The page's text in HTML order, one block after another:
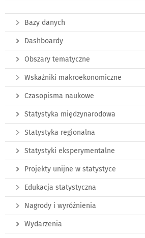
Bazy danych
Dashboardy
Obszary tematyczne
Wskaźniki makroekonomiczne
Czasopisma naukowe
Statystyka międzynarodowa
Statystyka regionalna
Statystyki eksperymentalne
Projekty unijne w statystyce
Edukacja statystyczna
Nagrody i wyróżnienia
Wydarzenia